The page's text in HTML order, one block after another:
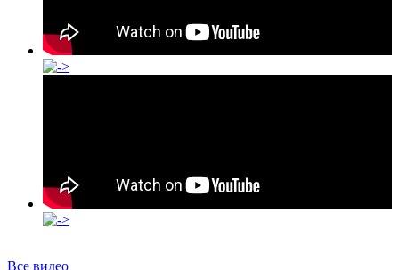
Все видео